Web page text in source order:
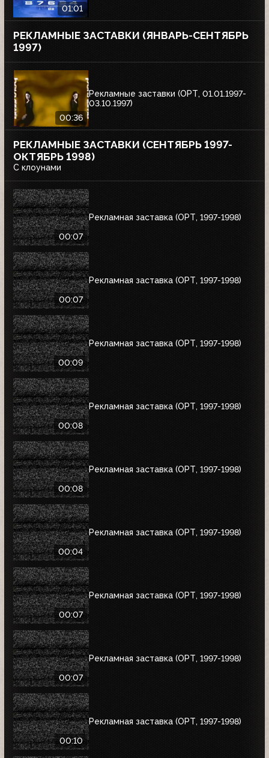
01:01
РЕКЛАМНЫЕ ЗАСТАВКИ (ЯНВАРЬ-СЕНТЯБРЬ
1997)
00:36
Рекламные заставки (ОРТ, 01.01.1997-
03.10.1997)
РЕКЛАМНЫЕ ЗАСТАВКИ (СЕНТЯБРЬ 1997-
ОКТЯБРЬ 1998)
С клоунами
00:07
Рекламная заставка (ОРТ, 1997-1998)
00:07
Рекламная заставка (ОРТ, 1997-1998)
00:09
Рекламная заставка (ОРТ, 1997-1998)
00:08
Рекламная заставка (ОРТ, 1997-1998)
00:08
Рекламная заставка (ОРТ, 1997-1998)
00:04
Рекламная заставка (ОРТ, 1997-1998)
00:07
Рекламная заставка (ОРТ, 1997-1998)
00:07
Рекламная заставка (ОРТ, 1997-1998)
00:10
Рекламная заставка (ОРТ, 1997-1998)